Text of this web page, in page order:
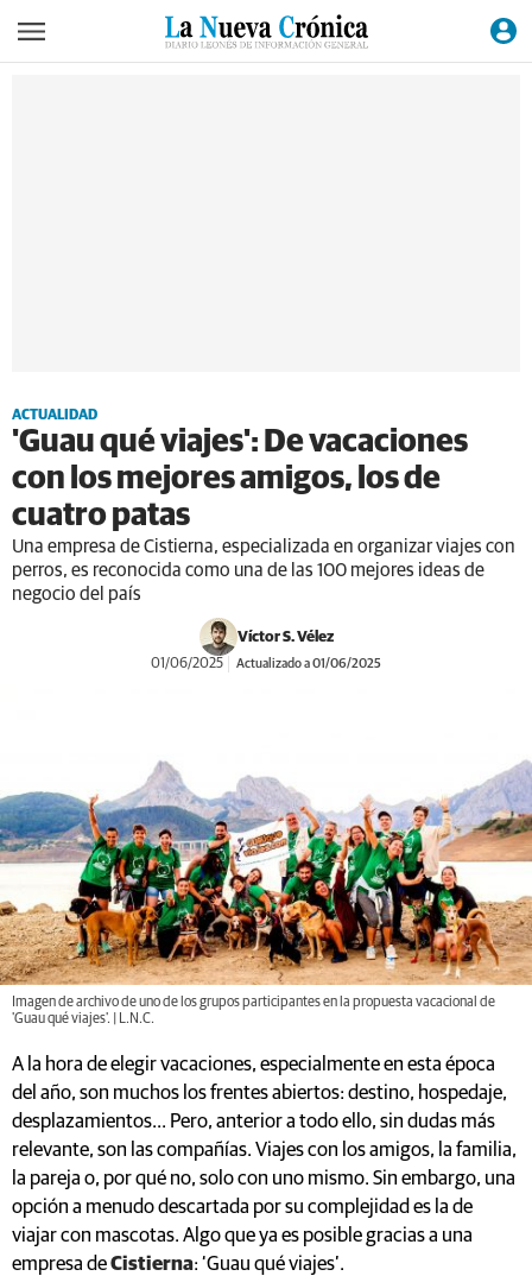
ACTUALIDAD
'Guau qué viajes': De vacaciones
con los mejores amigos, los de
cuatro patas
Una empresa de Cistierna, especializada en organizar viajes con
perros, es reconocida como una de las 100 mejores ideas de
negocio del país
Víctor S. Vélez
01/06/2025 Actualizado a 01/06/2025
Imagen de archivo de uno de los grupos participantes en la propuesta vacacional de
'Guau qué viajes'. | L.N.C.
A la hora de elegir vacaciones, especialmente en esta época
del año, son muchos los frentes abiertos: destino, hospedaje,
desplazamientos... Pero, anterior a todo ello, sin dudas más
relevante, son las compañías. Viajes con los amigos, la familia,
la pareja o, por qué no, solo con uno mismo. Sin embargo, una
opción a menudo descartada por su complejidad es la de
viajar con mascotas. Algo que ya es posible gracias a una
empresa deCistierna: ‘Guau qué viajes’.